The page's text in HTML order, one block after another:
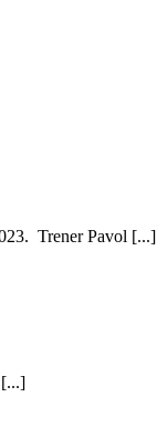
Trener Pavol [...]
[...]